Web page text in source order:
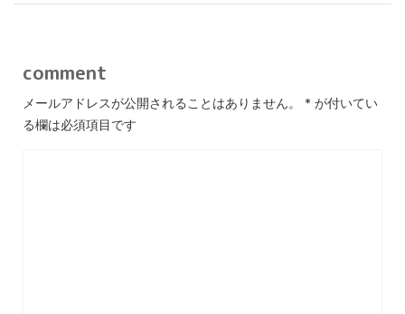
comment
メールアドレスが公開されることはありません。 * が付いてい
る欄は必須項目です